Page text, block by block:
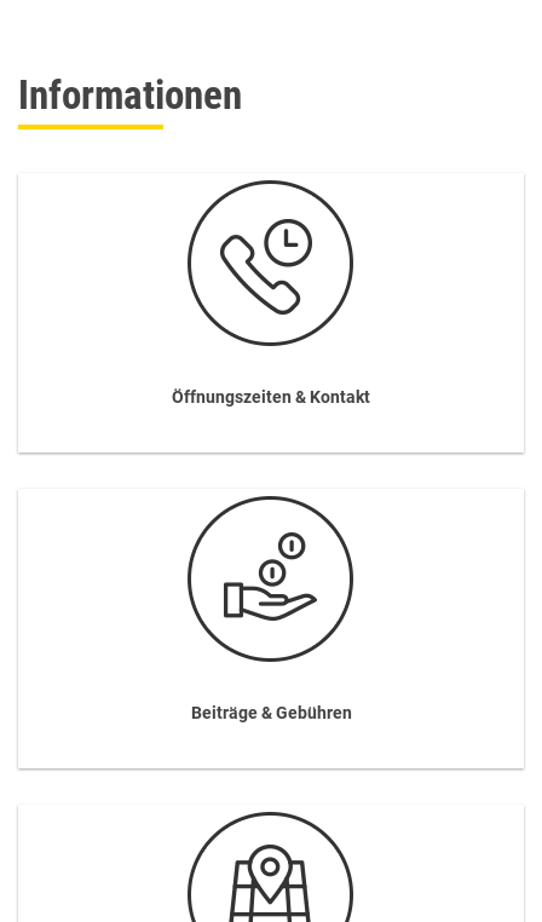
Informationen
Öffnungszeiten & Kontakt
Beiträge & Gebühren